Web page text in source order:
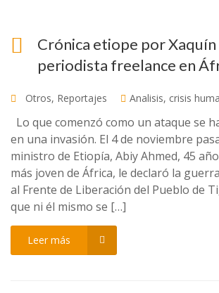
Crónica etiope por Xaquín
periodista freelance en
Otros, Reportajes Analisis, crisis
Lo que comenzó como un ataque se
en una invasión. El 4 de noviembre
ministro de Etiopía, Abiy Ahmed, 45
más joven de África, le declaró la
al Frente de Liberación del Pueblo de
que ni él mismo se […]
Leer más